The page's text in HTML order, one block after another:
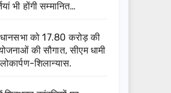
भी होंगी सम्मानित…
को 17.80 करोड़ की
की सौगात, सीएम धामी
शिलान्यास.